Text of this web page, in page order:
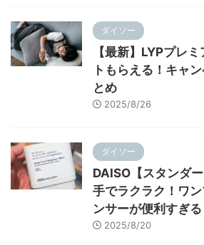
ダイソー
【最新】LYPプレ
トもらえる！キャ
とめ
2025/8/26
ダイソー
DAISO【スタンダ
手でラクラク！ワ
ンサーが便利すぎる
2025/8/20